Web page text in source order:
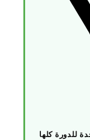
للدورة كلها